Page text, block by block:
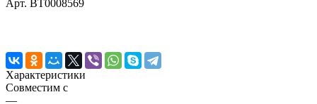
Арт. BT0008569
Характеристики
Совместим с
—